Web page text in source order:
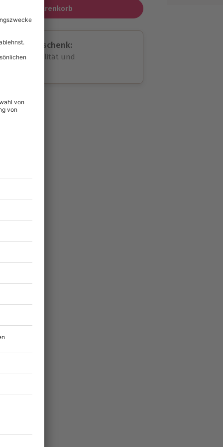
In den Warenkorb
Geschenk:
volle Flexibilität und